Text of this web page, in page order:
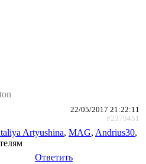
22/05/2017 21:22:11
#2379451
Artyushina, MAG, Andrius30,
Ответить